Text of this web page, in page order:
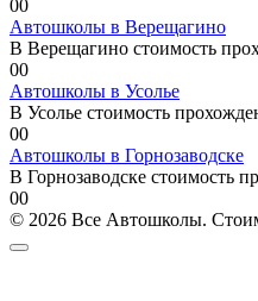
00
Автошколы в Верещагино
В Верещагино стоимость
00
Автошколы в Усолье
В Усолье стоимость
00
Автошколы в Горнозаводске
В Горнозаводске стоимость
00
© 2026 Все Автошколы.